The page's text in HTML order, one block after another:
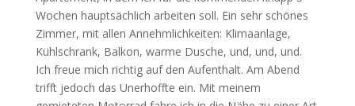
Wochen hauptsächlich arbeiten soll. Ein sehr schönes
Zimmer, mit allen Annehmlichkeiten: Klimaanlage,
Kühlschrank, Balkon, warme Dusche, und, und, und.
Ich freue mich richtig auf den Aufenthalt. Am Abend
trifft jedoch das Unerhoffte ein. Mit meinem